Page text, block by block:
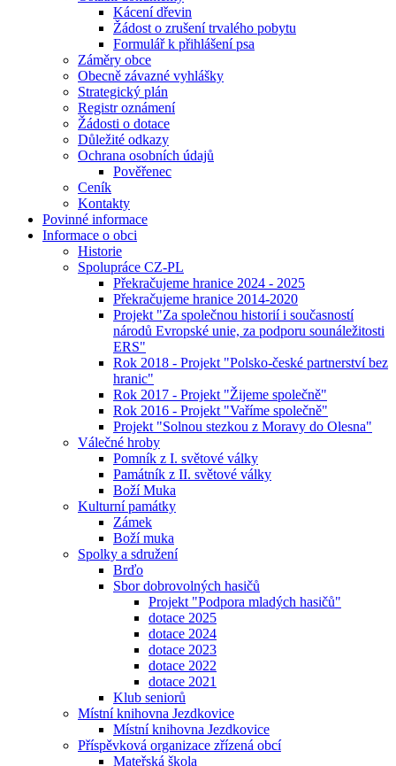
Kácení dřevin
Žádost o zrušení trvalého pobytu
Formulář k přihlášení psa
Záměry obce
Obecně závazné vyhlášky
Strategický plán
Registr oznámení
Žádosti o dotace
Důležité odkazy
Ochrana osobních údajů
Pověřenec
Ceník
Kontakty
Povinné informace
Informace o obci
Historie
Spolupráce CZ-PL
Překračujeme hranice 2024 - 2025
Překračujeme hranice 2014-2020
Projekt "Za společnou historií i současností
národů Evropské unie, za podporu sounáležitosti
ERS"
Rok 2018 - Projekt "Polsko-české partnerství bez
hranic"
Rok 2017 - Projekt "Žijeme společně"
Rok 2016 - Projekt "Vaříme společně"
Projekt "Solnou stezkou z Moravy do Olesna"
Válečné hroby
Pomník z I. světové války
Památník z II. světové války
Boží Muka
Kulturní památky
Zámek
Boží muka
Spolky a sdružení
Brďo
Sbor dobrovolných hasičů
Projekt "Podpora mladých hasičů"
dotace 2025
dotace 2024
dotace 2023
dotace 2022
dotace 2021
Klub seniorů
Místní knihovna Jezdkovice
Místní knihovna Jezdkovice
Příspěvková organizace zřízená obcí
Mateřská škola